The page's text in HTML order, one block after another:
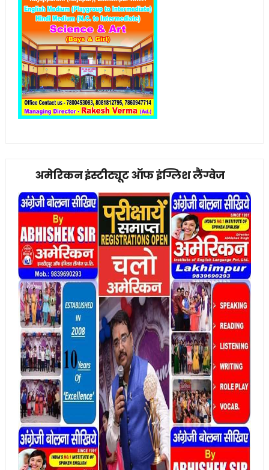
अमेरिकन इंस्टीट्यूट ऑफ इंग्लिश लैंग्वेज